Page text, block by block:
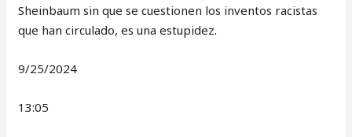
Sheinbaum sin que se cuestionen los inventos racistas
que han circulado, es una estupidez.
9/25/2024
13:05